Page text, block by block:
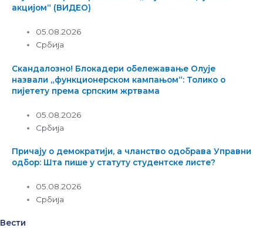
акцијом“ (ВИДЕО)
05.08.2026
Србија
Скандалозно! Блокадери обележавање Олује
назвали „функционерском кампањом“: Толико о
пијетету према српским жртвама
05.08.2026
Србија
Причају о демократији, а чланство одобрава Управни
одбор: Шта пише у статуту студентске листе?
05.08.2026
Србија
Вести